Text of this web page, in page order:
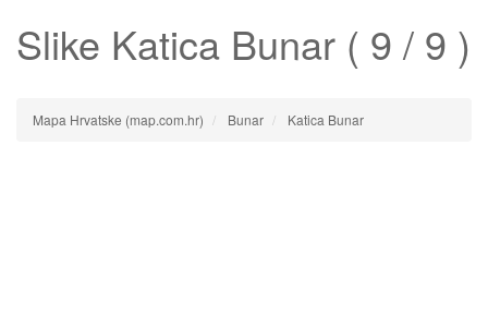
Slike Katica Bunar ( 9 / 9 )
Mapa Hrvatske (map.com.hr) Bunar Katica Bunar